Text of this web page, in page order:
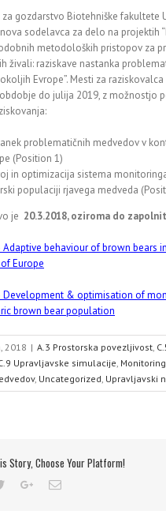
za gozdarstvo Biotehniške fakultete
sodelavca za delo na projektih
metodoloških pristopov za
živali: raziskave nastanka
Evrope”. Mesti za
do julija 2019, z možnostjo
problematičnih medvedov v
(Position 1)
in optimizacija sistema
populaciji rjavega medveda
je 20.3.2018, oziroma do
behaviour of brown bears
Europe
Development & optimisation of
brown bear population
2018 | A.3 Prostorska povezljivost
Upravljavske simulacije
, Uncategorized Upravljavski
Story, Choose Your Platform!